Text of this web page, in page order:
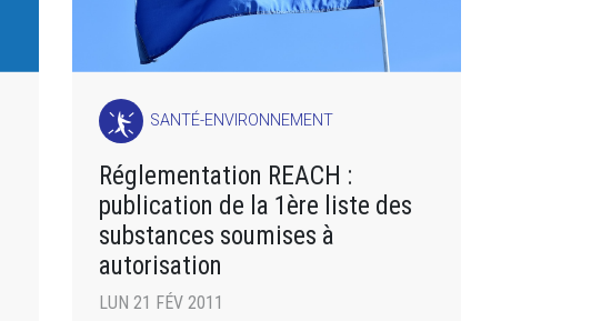
SANTÉ-ENVIRONNEMENT
Réglementation REACH :
publication de la 1ère liste des
substances soumises à
autorisation
LUN 21 FÉV 2011